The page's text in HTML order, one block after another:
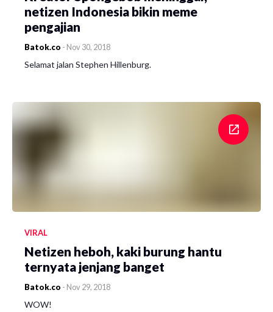
netizen Indonesia bikin meme
pengajian
Batok.co - Nov 30, 2018
Selamat jalan Stephen Hillenburg.
VIRAL
Netizen heboh, kaki burung hantu
ternyata jenjang banget
Batok.co - Nov 29, 2018
WOW!